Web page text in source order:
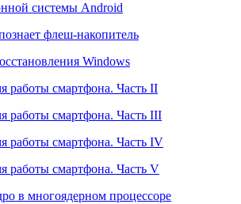
системы Android
флеш-накопитель
Windows
работы смартфона. Часть II
работы смартфона. Часть III
работы смартфона. Часть IV
работы смартфона. Часть V
в многоядерном процессоре